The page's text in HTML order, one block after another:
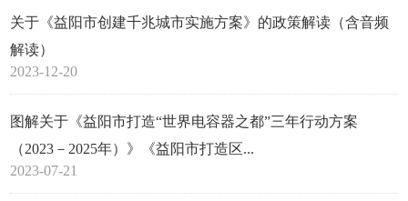
关于《益阳市创建千兆城市实施方案》的政策解读（含音频
解读）
2023-12-20
图解关于《益阳市打造“世界电容器之都”三年行动方案
（2023－2025年）》《益阳市打造区...
2023-07-21